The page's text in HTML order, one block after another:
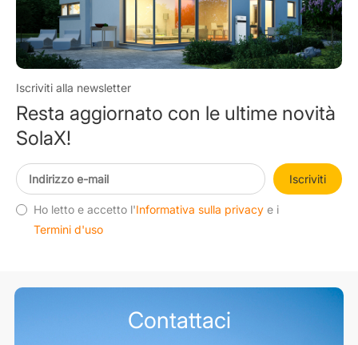
Iscriviti alla newsletter
Resta aggiornato con le ultime novità
SolaX!
Iscriviti
Ho letto e accetto l'Informativa sulla privacy e i
Termini d'uso
Contattaci